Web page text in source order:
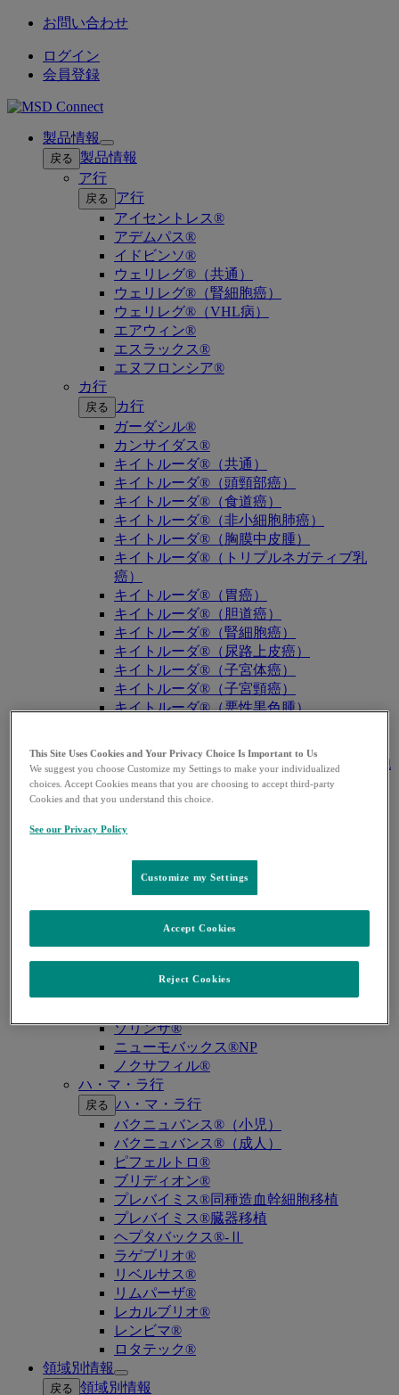
お問い合わせ
ログイン
会員登録
製品情報
Open
submenu
戻る 製品情報
ア行
戻る
ア行
アイセントレス®
アデムパス®
イドビンソ®
ウェリレグ®（共通）
ウェリレグ®（腎細胞癌）
ウェリレグ®（VHL病）
エアウィン®
エスラックス®
エヌフロンシア®
カ行
戻る
カ行
ガーダシル®
カンサイダス®
キイトルーダ®（共通）
キイトルーダ®（頭頸部癌）
キイトルーダ®（食道癌）
キイトルーダ®（非小細胞肺癌）
キイトルーダ®（胸膜中皮腫）
キイトルーダ®（トリプルネガティブ乳
癌）
キイトルーダ®（胃癌）
キイトルーダ®（胆道癌）
キイトルーダ®（腎細胞癌）
キイトルーダ®（尿路上皮癌）
キイトルーダ®（子宮体癌）
キイトルーダ®（子宮頸癌）
キイトルーダ®（悪性黒色腫）
キイトルーダ®（原発性縦隔大細胞型B細胞
リンパ腫（PMBCL））
キイトルーダ®（MSI-High固形癌）
キイトルーダ®（TMB-High固形癌）
キャップバックス®
キュビシン®
サ・タ・ナ行
戻る サ・タ・ナ行
ザバクサ®
ジャヌビア®
ゾリンザ®
ニューモバックス®NP
ノクサフィル®
ハ・マ・ラ行
戻る ハ・マ・ラ行
バクニュバンス®（小児）
バクニュバンス®（成人）
ピフェルトロ®
ブリディオン®
プレバイミス®同種造血幹細胞移植
プレバイミス®臓器移植
ヘプタバックス®-Ⅱ
ラゲブリオ®
リベルサス®
リムパーザ®
レカルブリオ®
レンビマ®
ロタテック®
領域別情報
Open
submenu
戻る 領域別情報
This Site Uses Cookies and Your Privacy Choice Is Important to Us
We suggest you choose Customize my Settings to make your individualized
choices. Accept Cookies means that you are choosing to accept third-party
Cookies and that you understand this choice.
See our Privacy Policy
Customize my Settings
Reject Cookies
Accept Cookies